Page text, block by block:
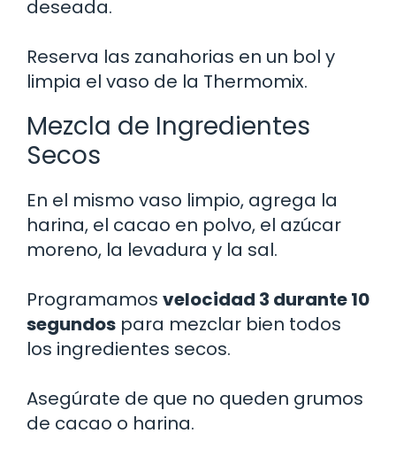
deseada.
Reserva las zanahorias en un bol y
limpia el vaso de la Thermomix.
Mezcla de Ingredientes
Secos
En el mismo vaso limpio, agrega la
harina, el cacao en polvo, el azúcar
moreno, la levadura y la sal.
Programamos velocidad 3 durante 10
segundos para mezclar bien todos
los ingredientes secos.
Asegúrate de que no queden grumos
de cacao o harina.